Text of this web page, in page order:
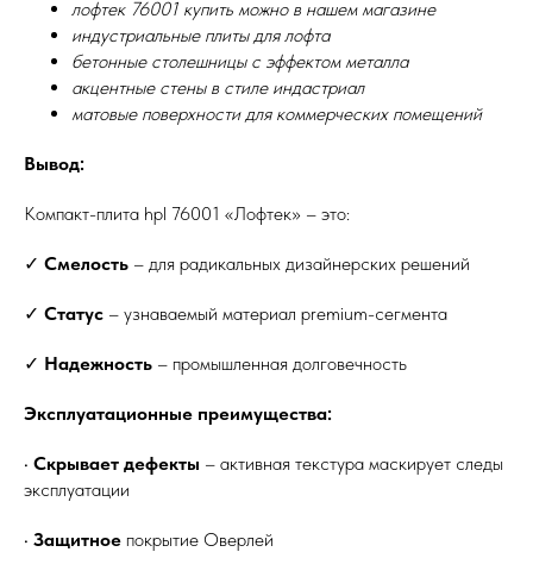
лофтек 76001 купить можно в нашем магазине
индустриальные плиты для лофта
бетонные столешницы с эффектом металла
акцентные стены в стиле индастриал
матовые поверхности для коммерческих помещений
Вывод:
Компакт-плита hpl 76001 «Лофтек» – это:
✓ Смелость – для радикальных дизайнерских решений
✓ Статус – узнаваемый материал premium-сегмента
✓ Надежность – промышленная долговечность
Эксплуатационные преимущества:
• Скрывает дефекты – активная текстура маскирует следы
эксплуатации
• Защитное покрытие Оверлей